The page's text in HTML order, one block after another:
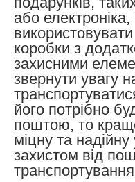
або
використовувати
коробки з
захисними
звернути увагу
його потрібно
поштою, то
міцну та
захистом від